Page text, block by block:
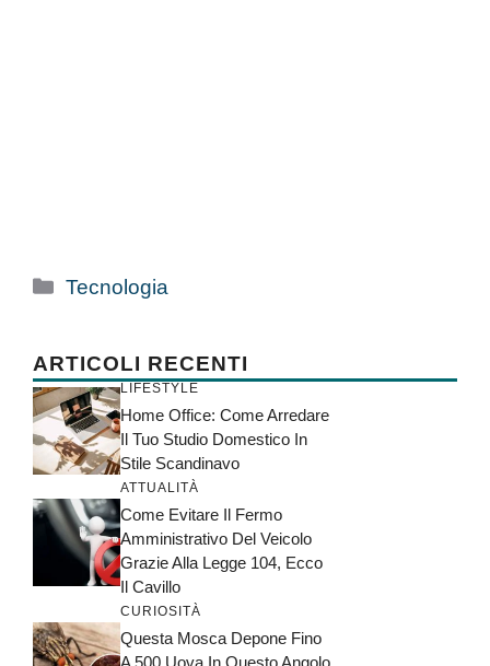
Categorie
Tecnologia
ARTICOLI RECENTI
LIFESTYLE
Home Office: Come Arredare
Il Tuo Studio Domestico In
Stile Scandinavo
ATTUALITÀ
Come Evitare Il Fermo
Amministrativo Del Veicolo
Grazie Alla Legge 104, Ecco
Il Cavillo
CURIOSITÀ
Questa Mosca Depone Fino
A 500 Uova In Questo Angolo